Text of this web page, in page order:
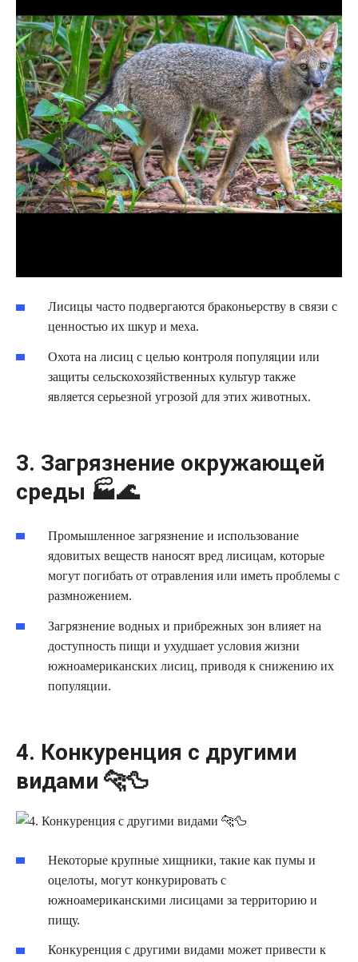
Лисицы часто подвергаются браконьерству в связи с
ценностью их шкур и меха.
Охота на лисиц с целью контроля популяции или
защиты сельскохозяйственных культур также
является серьезной угрозой для этих животных.
3. Загрязнение окружающей
среды 🏭🌊
Промышленное загрязнение и использование
ядовитых веществ наносят вред лисицам, которые
могут погибать от отравления или иметь проблемы с
размножением.
Загрязнение водных и прибрежных зон влияет на
доступность пищи и ухудшает условия жизни
южноамериканских лисиц, приводя к снижению их
популяции.
4. Конкуренция с другими
видами 🐆🦆
Некоторые крупные хищники, такие как пумы и
оцелоты, могут конкурировать с
южноамериканскими лисицами за территорию и
пищу.
Конкуренция с другими видами может привести к